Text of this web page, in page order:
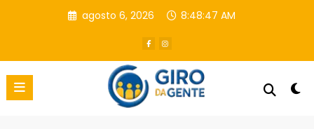
agosto 6, 2026 8:48:48 AM